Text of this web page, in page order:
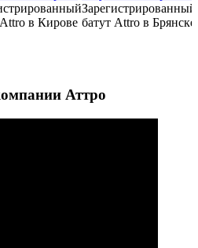
в Кирове
Зарегистрированный
батут Attro в Брянске
Аттро